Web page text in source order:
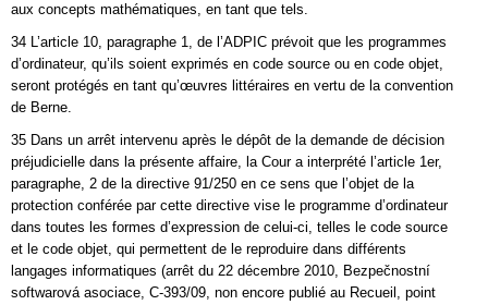
aux concepts mathématiques, en tant que tels.
34 L’article 10, paragraphe 1, de l’ADPIC prévoit que les programmes
d’ordinateur, qu’ils soient exprimés en code source ou en code objet,
seront protégés en tant qu’œuvres littéraires en vertu de la convention
de Berne.
35 Dans un arrêt intervenu après le dépôt de la demande de décision
préjudicielle dans la présente affaire, la Cour a interprété l’article 1er,
paragraphe, 2 de la directive 91/250 en ce sens que l’objet de la
protection conférée par cette directive vise le programme d’ordinateur
dans toutes les formes d’expression de celui-ci, telles le code source
et le code objet, qui permettent de le reproduire dans différents
langages informatiques (arrêt du 22 décembre 2010, Bezpečnostní
softwarová asociace, C‑393/09, non encore publié au Recueil, point